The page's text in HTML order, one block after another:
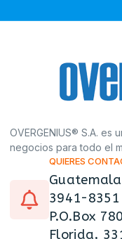
OVERGENIUS® S.A.
negocios para todo el
QUIERES
3941-8351
P.O.Box
Florida.